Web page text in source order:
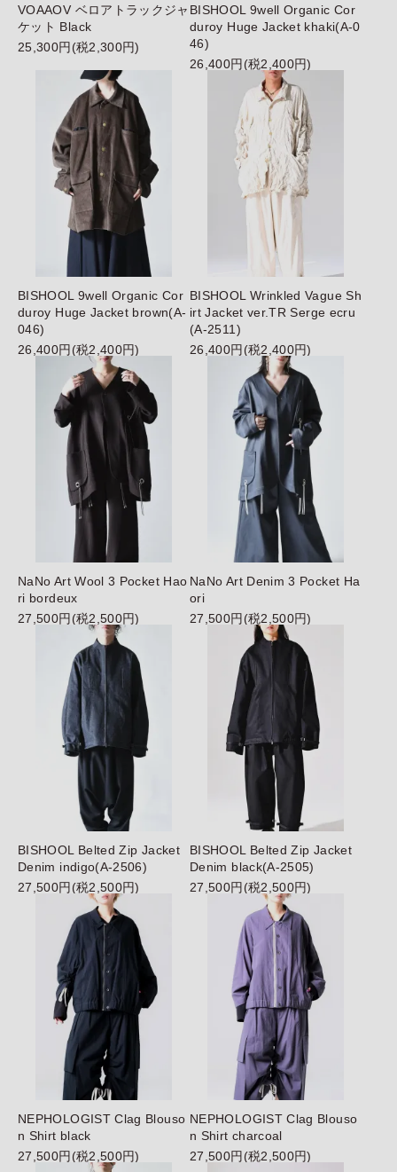
VOAAOV ベロアトラックジャ
ケット Black
25,300円(税2,300円)
BISHOOL 9well Organic Cor
duroy Huge Jacket khaki(A-0
46)
26,400円(税2,400円)
BISHOOL 9well Organic Cor
duroy Huge Jacket brown(A-
046)
26,400円(税2,400円)
BISHOOL Wrinkled Vague Sh
irt Jacket ver.TR Serge ecru
(A-2511)
26,400円(税2,400円)
NaNo Art Wool 3 Pocket Hao
ri bordeux
27,500円(税2,500円)
NaNo Art Denim 3 Pocket Ha
ori
27,500円(税2,500円)
BISHOOL Belted Zip Jacket
Denim indigo(A-2506)
27,500円(税2,500円)
BISHOOL Belted Zip Jacket
Denim black(A-2505)
27,500円(税2,500円)
NEPHOLOGIST Clag Blouso
n Shirt black
27,500円(税2,500円)
NEPHOLOGIST Clag Blouso
n Shirt charcoal
27,500円(税2,500円)